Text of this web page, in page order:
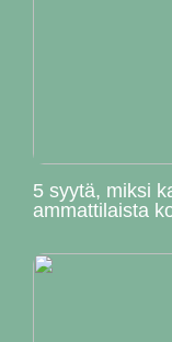
5 syytä, miksi
ammattilaista